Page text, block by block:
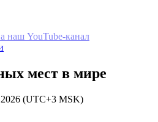
наш YouTube-канал
мест в мире
(UTC+3 MSK)